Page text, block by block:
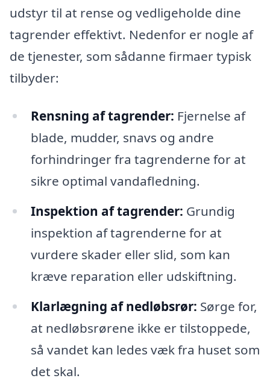
udstyr til at rense og vedligeholde dine
tagrender effektivt. Nedenfor er nogle af
de tjenester, som sådanne firmaer typisk
tilbyder:
Rensning af tagrender: Fjernelse af
blade, mudder, snavs og andre
forhindringer fra tagrenderne for at
sikre optimal vandafledning.
Inspektion af tagrender: Grundig
inspektion af tagrenderne for at
vurdere skader eller slid, som kan
kræve reparation eller udskiftning.
Klarlægning af nedløbsrør: Sørge for,
at nedløbsrørene ikke er tilstoppede,
så vandet kan ledes væk fra huset som
det skal.